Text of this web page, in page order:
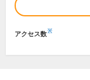
アクセス数※